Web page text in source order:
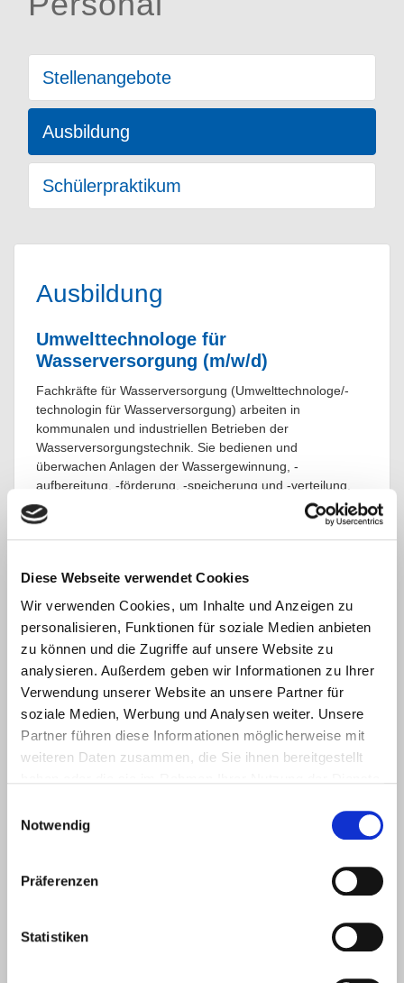
Diese Webseite verwendet Cookies
Wir verwenden Cookies, um Inhalte und Anzeigen zu
personalisieren, Funktionen für soziale Medien anbieten
zu können und die Zugriffe auf unsere Website zu
analysieren. Außerdem geben wir Informationen zu Ihrer
Verwendung unserer Website an unsere Partner für
soziale Medien, Werbung und Analysen weiter. Unsere
Partner führen diese Informationen möglicherweise mit
weiteren Daten zusammen, die Sie ihnen bereitgestellt
Notwendig
Präferenzen
Statistiken
Stellenangebote
Ausbildung
Schülerpraktikum
Ausbildung
Umwelttechnologe für
Wasserversorgung (m/w/d)
Fachkräfte für Wasserversorgung (Umwelttechnologe/-
technologin für Wasserversorgung) arbeiten in
kommunalen und industriellen Betrieben der
Wasserversorgungstechnik. Sie bedienen und
überwachen Anlagen der Wassergewinnung, -
aufbereitung, -förderung, -speicherung und -verteilung.
Wir bilden Umwelttechnologen für Wasserversorgung an
Kerschensteinerschule in Stuttgart statt.
Informationen zu dem Berufsbild finden Sie auf der
und der Bundesagentur für
Arbeit,Steckbrief.
Wir bieten:
abwechslungsreiche und vielseitige Tätigkeiten
Arbeitsplatz mit Perspektive
Weiterbildungsmöglichkeiten
Jahressonderzahlung gem. §14TVAöD
TVAöD
Prüfungstage
Wir erwarten: